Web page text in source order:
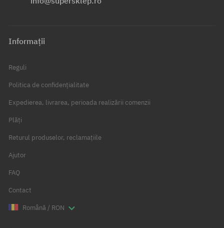
Informații
Reguli
Politica de confidențialitate
Expedierea, livrarea, perioada realizării comenzii
Plăți
Returul produselor, reclamațiile
Ajutor
FAQ
Contact
Română / RON